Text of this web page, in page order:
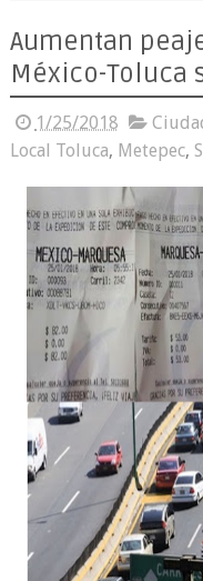
Aumentan
México-Toluca
1/25/2018
Local Toluca, Metepec,